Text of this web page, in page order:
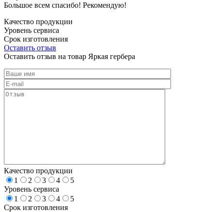
Большое всем спасибо! Рекомендую!
Качество продукции
Уровень сервиса
Срок изготовления
Оставить отзыв
Оставить отзыв на товар Яркая гербера
Качество продукции
1
2 3 4
5
Уровень сервиса
1
2 3 4
5
Срок изготовления